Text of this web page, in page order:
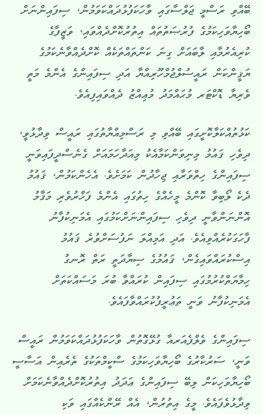
ބޭއްވި ރަސްމީ ޖަލްސާގައި ވާހަކަފުޅުދައްކަވަމުން، ސިފައިންނަށް
ބޯހިޔާވަހިކަމުގެ ފުރުޞަތުތައް އިތުރުކޮށްދެއްވައި، ވަޒީފާގެ
ކުރިއެރުމާއި ލާބައަށް ގިނަ ކަންތައްތަކެއް ކޮށްދެއްވާނެކަމުގެ
ޔަޤީންކަން ރައީސުލްޖުމްހޫރިއްޔާ އަދި ސިފައިންގެ އެންމެ މަތީ
ވެރިޔާ ޑޮކްޓަރ މުޙައްމަދު މުޢިއްޒު ދެއްވައިފިއެވެ.
ކަޅުތުއްކަލާކޮށީގައި ބޭއްވި މި ރަސްމިއްޔާތުގައި ރައީސް ވިދާޅުވީ،
ދިވެހި ޤައުމު މިނިވަންކަމާއެކު މިއަދާހަމައަށް ގެނެސްދީފައިވަނީ
ސިފައިންގެ ހިތްވަރާއި ޖިހާދުން ކަމަށެވެ. އެހެންކަމުން، ޤައުމު
ދެކެ ލޯބިވާ ކޮންމެ މީހެއްގެ ހިތުގައި އެންމެ ފަޚްރުވެރި މަޤާމު
އޮންނަންވާނީ ދިވެހި ސިފައިންނަށްކަމުގައި އެމަނިކުފާނު
ފާހަގަކުރެއްވިއެވެ. އަދި އަމިއްލަ ނަފުސަށްވުރެ ޤައުމު
އިސްކުރައްވައިގެން، ޤައުމުގެ ސިޔާދަތީ ރަތް ރޮނގު
ހިމާޔަތްކުރުމުގައި ސިފައިން ކުރައްވާ ބުރަ މަސައްކަތަށް
އެމަނިކުފާނު ވަނީ ތަޢުރީފުކުރައްވާފައެވެ.
ސިފައިންގެ ވެލްފެއަރއާ ގުޅޭގޮތުން ވާހަކަފުޅުދައްކަވަމުން ރައީސް
ވަނީ، ސަރުކާރުގެ ބޯހިޔާވަހިކަމުގެ ސްކީމްތަކުގެ ތެރެއިން އަސާސީ
ބޯހިޔާވަހިކަން ލިބޭ ސިފައިންގެ ޢަދަދު އިތުރުކޮށްދެއްވާނެކަމަށް
ވިދާޅުވެފައެވެ. މީގެ އިތުރުން، އެއް ރޭންކެއްގައި ވަކި